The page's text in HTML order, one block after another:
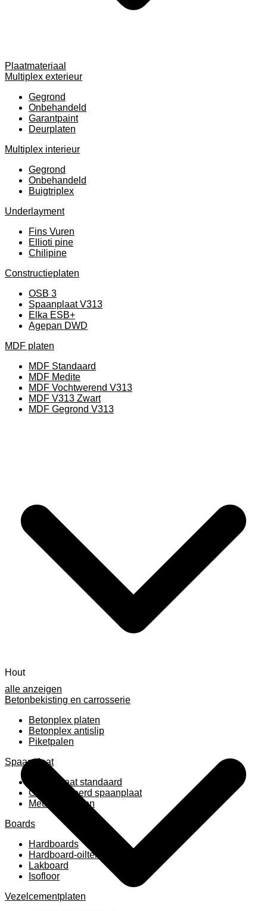
Plaatmateriaal
Multiplex exterieur
Gegrond
Onbehandeld
Garantpaint
Deurplaten
Multiplex interieur
Gegrond
Onbehandeld
Buigtriplex
Underlayment
Fins Vuren
Ellioti pine
Chilipine
Constructieplaten
OSB 3
Spaanplaat V313
Elka ESB+
Agepan DWD
MDF platen
MDF Standaard
MDF Medite
MDF Vochtwerend V313
MDF V313 Zwart
MDF Gegrond V313
alle anzeigen
Betonbekisting en carrosserie
Betonplex platen
Betonplex antislip
Piketpalen
Spaanplaat
Spaanplaat standaard
Geplastificeerd spaanplaat
Meubelpanelen
Boards
Hardboards
Hardboard-oiltemperated
Lakboard
Isofloor
Vezelcementplaten
Hout